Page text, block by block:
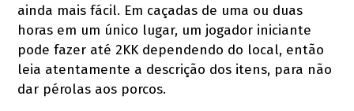
ainda mais fácil. Em caçadas de uma ou duas
horas em um único lugar, um jogador iniciante
pode fazer até 2KK dependendo do local, então
leia atentamente a descrição dos itens, para não
dar pérolas aos porcos.